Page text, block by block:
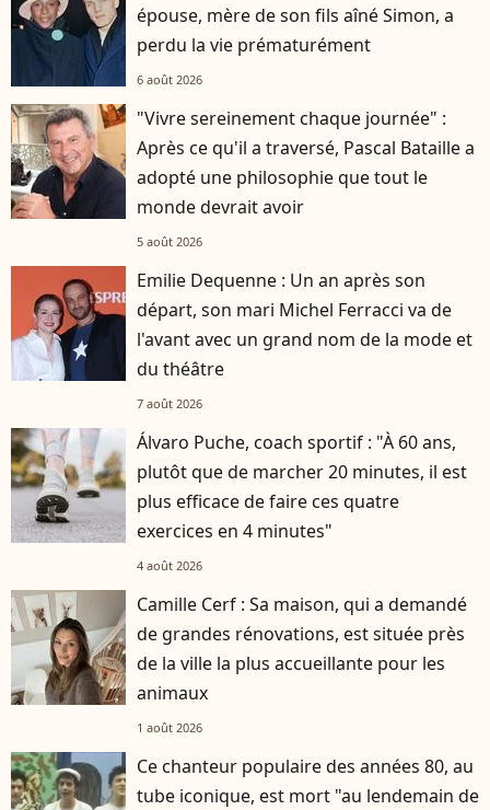
épouse, mère de son fils aîné Simon, a
perdu la vie prématurément
6 août 2026
"Vivre sereinement chaque journée" :
Après ce qu'il a traversé, Pascal Bataille a
adopté une philosophie que tout le
monde devrait avoir
5 août 2026
Emilie Dequenne : Un an après son
départ, son mari Michel Ferracci va de
l'avant avec un grand nom de la mode et
du théâtre
7 août 2026
Álvaro Puche, coach sportif : "À 60 ans,
plutôt que de marcher 20 minutes, il est
plus efficace de faire ces quatre
exercices en 4 minutes"
4 août 2026
Camille Cerf : Sa maison, qui a demandé
de grandes rénovations, est située près
de la ville la plus accueillante pour les
animaux
1 août 2026
Ce chanteur populaire des années 80, au
tube iconique, est mort "au lendemain de